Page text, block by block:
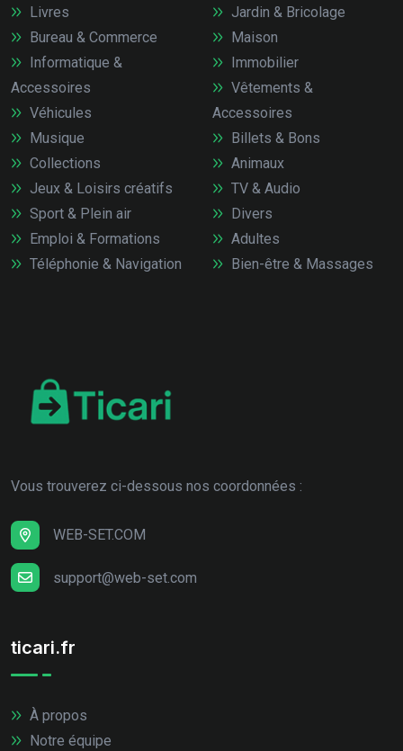
Livres
Bureau & Commerce
Informatique &
Accessoires
Véhicules
Jardin & Bricolage
Maison
Immobilier
Vêtements &
Accessoires
Musique
Collections
Jeux & Loisirs créatifs
Sport & Plein air
Emploi & Formations
Téléphonie & Navigation
Billets & Bons
Animaux
TV & Audio
Divers
Adultes
Bien-être & Massages
Vous trouverez ci-dessous nos coordonnées :
WEB-SET.COM
support@web-set.com
ticari.fr
À propos
Notre équipe